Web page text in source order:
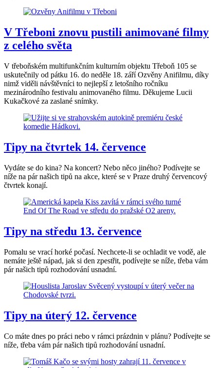
V Třeboni znovu pustili animované filmy
z celého světa
V třeboňském multifunkčním kulturním objektu Třeboň 105 se
uskutečnily od pátku 16. do neděle 18. září Ozvěny Anifilmu, díky
nimž viděli návštěvníci to nejlepší z letošního ročníku
mezinárodního festivalu animovaného filmu. Děkujeme Lucii
Kukačkové za zaslané snímky.
Tipy na čtvrtek 14. července
Vydáte se do kina? Na koncert? Nebo něco jiného? Podívejte se
níže na pár našich tipů na akce, které se v Praze druhý červencový
čtvrtek konají.
Tipy na středu 13. července
Pomalu se vrací horké počasí. Nechcete-li se ochladit ve vodě, ale
nemáte ještě nápad, jak si den zpestřit, podívejte se níže, třeba vám
pár našich tipů rozhodování usnadní.
Tipy na úterý 12. července
Co máte dnes po práci nebo v rámci prázdnin v plánu? Podívejte se
níže, třeba vám pár našich tipů rozhodování usnadní.